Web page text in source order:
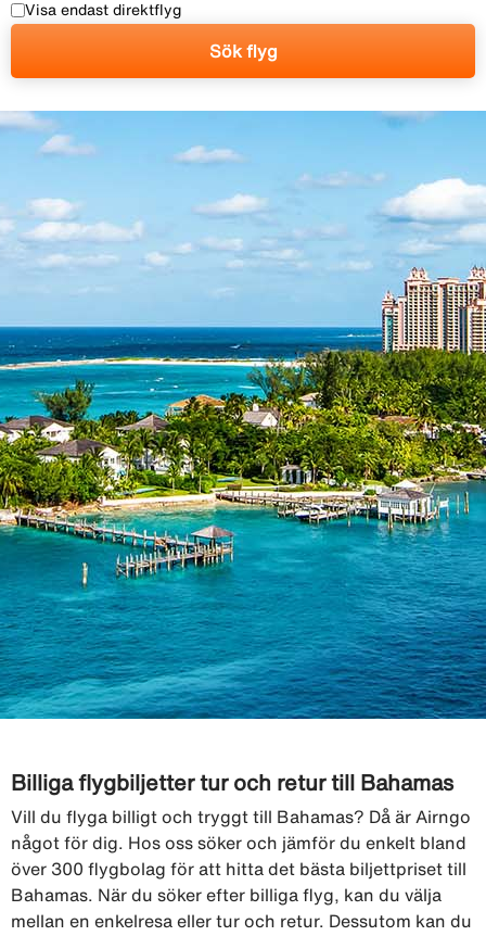
Visa endast direktflyg
Sök flyg
Billiga flygbiljetter tur och retur till Bahamas
Vill du flyga billigt och tryggt till Bahamas? Då är Airngo
något för dig. Hos oss söker och jämför du enkelt bland
över 300 flygbolag för att hitta det bästa biljettpriset till
Bahamas. När du söker efter billiga flyg, kan du välja
mellan en enkelresa eller tur och retur. Dessutom kan du